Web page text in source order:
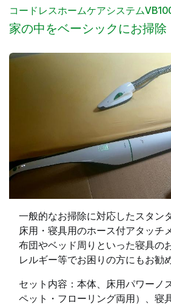
コードレスホームケアシステム
家の中をベーシックにお掃除
一般的なお掃除に対応したスタン
床用・寝具用のホース付アタッチ
布団やベッド周りといった寝具の
レルギー等でお困りの方にもお勧
セット内容：本体、床用パワーノ
ペット・フローリング両用）、寝